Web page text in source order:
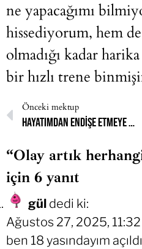
ne yapacağımı
hissediyorum, hem
olmadığı kadar
bir hızlı trene
Önceki mektup
Hayatımdan endişe etmeye başladım
“Olay artık
için 6 yanıt
gül dedi ki:
Ağustos 27, 2025,
ben 18 yasındayım